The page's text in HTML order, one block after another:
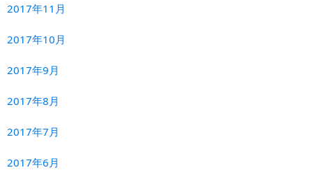
2017年11月
2017年10月
2017年9月
2017年8月
2017年7月
2017年6月